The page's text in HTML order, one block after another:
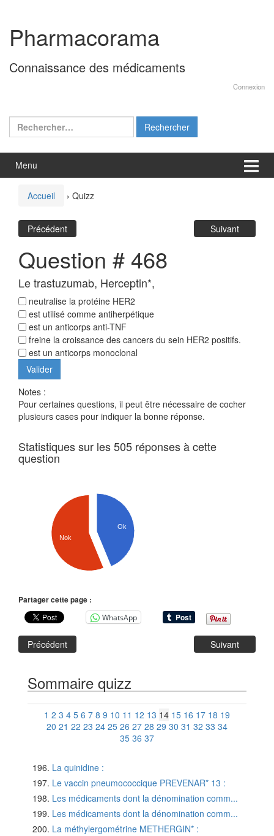
contenu
menu
principal
Pharmacorama
Connaissance des médicaments
Connexion
Rechercher :
Menu
Accueil › Quizz
Précédent Suivant
Question # 468
Le trastuzumab, Herceptin*,
neutralise la protéine HER2
est utilisé comme antiherpétique
est un anticorps anti-TNF
freine la croissance des cancers du sein HER2 positifs.
est un anticorps monoclonal
Notes :
Pour certaines questions, il peut être nécessaire de cocher
plusieurs cases pour indiquer la bonne réponse.
Statistiques sur les 505 réponses à cette
question
Ok
Nok
Partager cette page :
WhatsApp
Précédent Suivant
Sommaire quizz
1 2 3 4 5 6 7 8 9 10 11 12 13 14 15 16 17 18 19
20 21 22 23 24 25 26 27 28 29 30 31 32 33 34
35 36 37
La quinidine :
Le vaccin pneumococcique PREVENAR* 13 :
Les médicaments dont la dénomination comm...
Les médicaments dont la dénomination comm...
La méthylergométrine METHERGIN* :